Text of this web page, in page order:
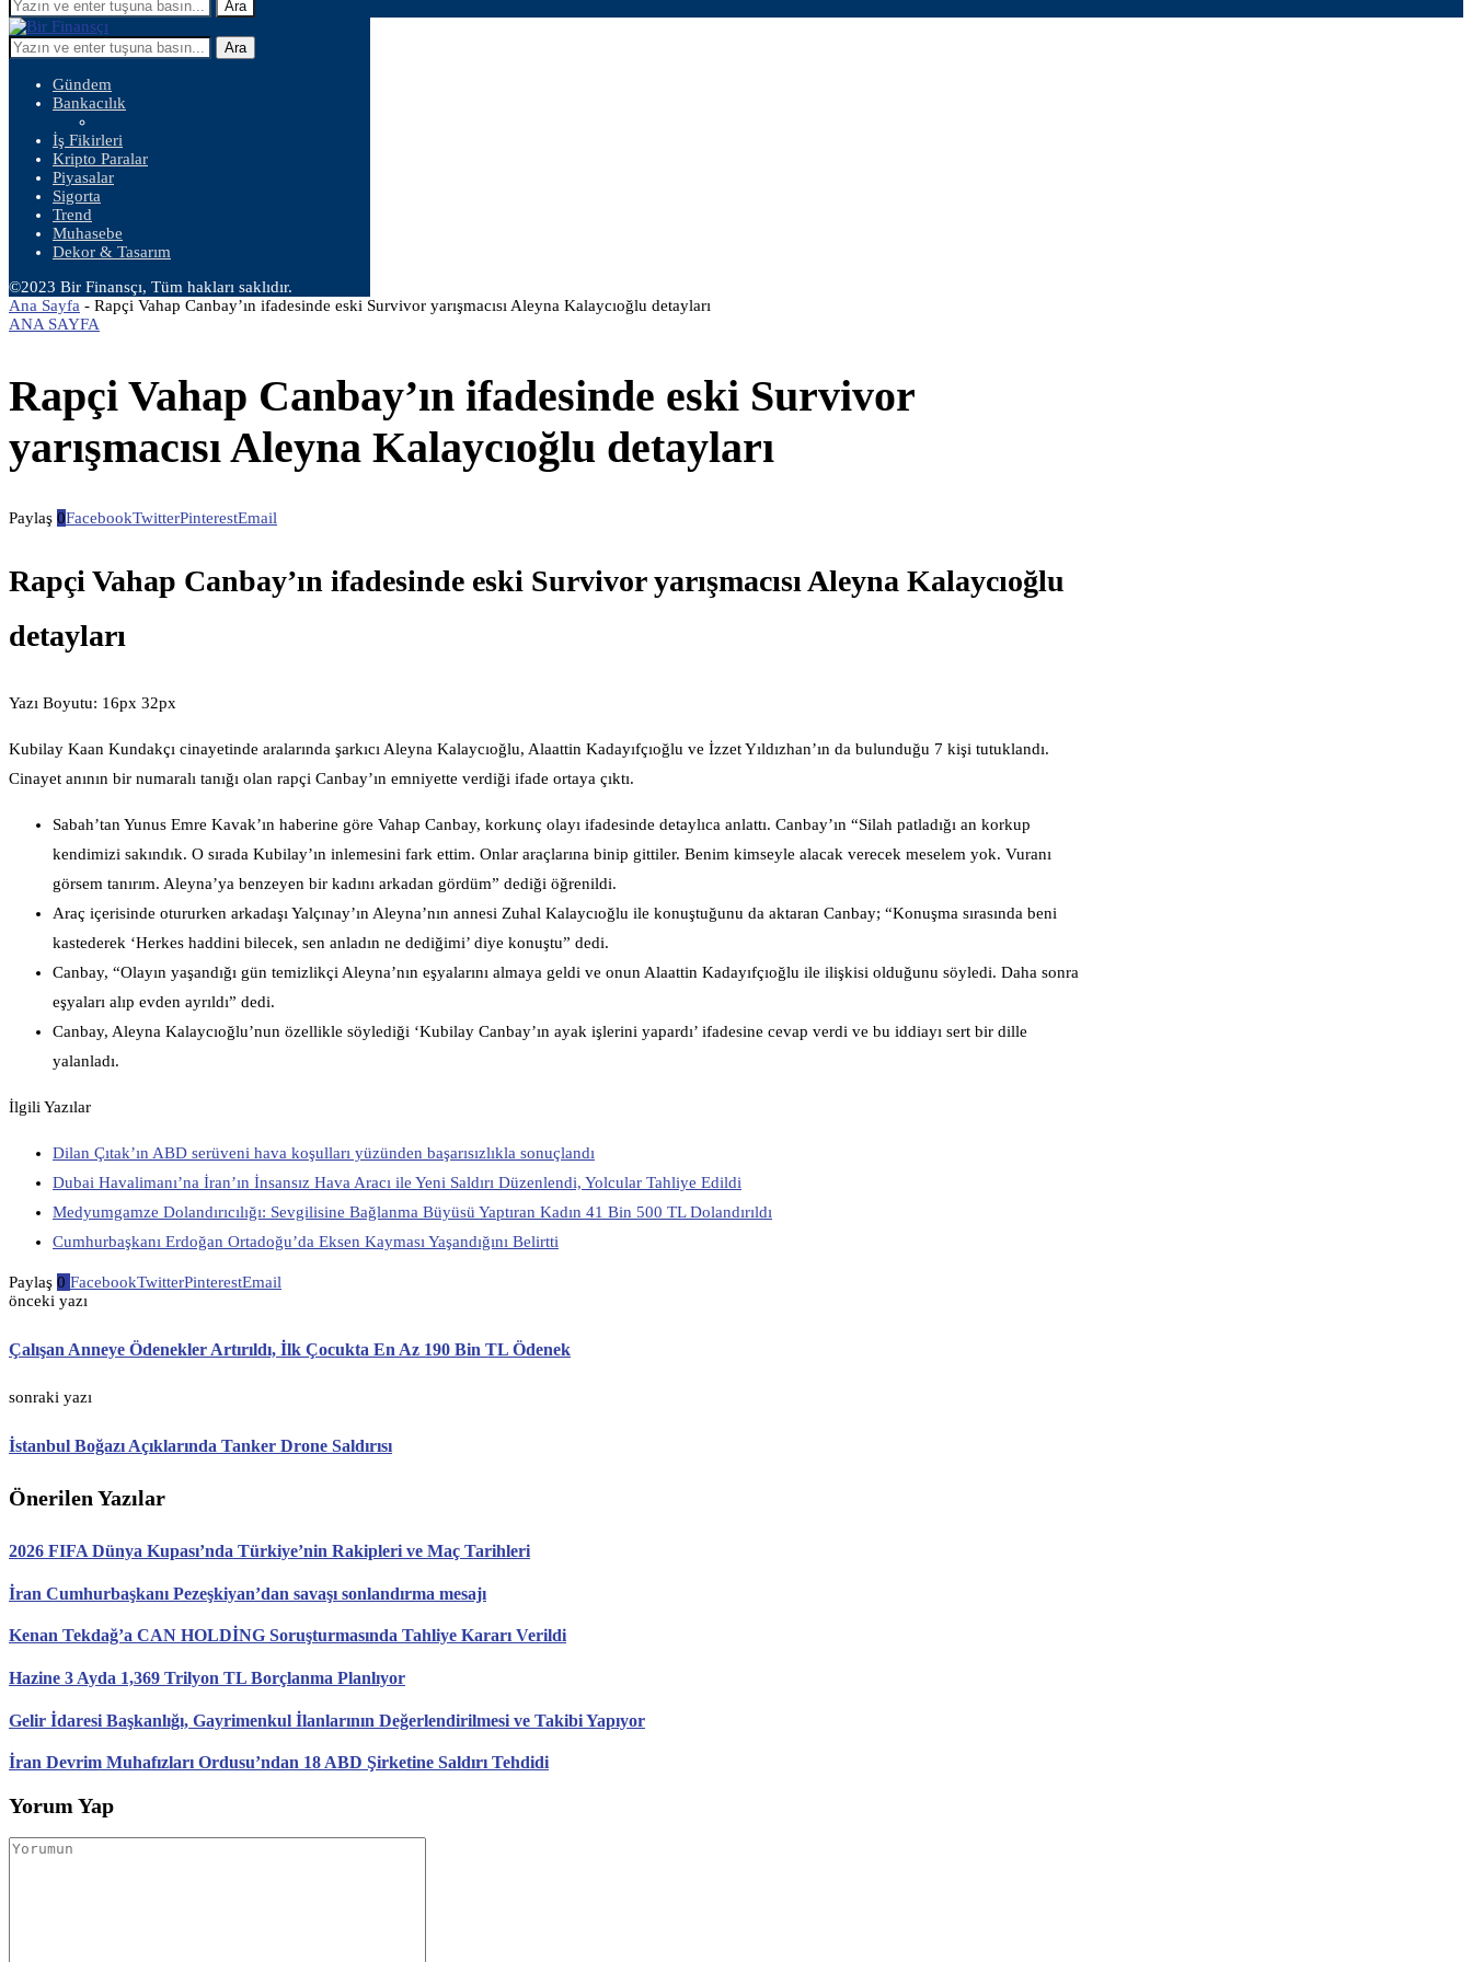
Ara
Ara
Gündem
Bankacılık
İş Fikirleri
Kripto Paralar
Piyasalar
Sigorta
Trend
Muhasebe
Dekor & Tasarım
©2023 Bir Finansçı, Tüm hakları saklıdır.
Ana Sayfa - Rapçi Vahap Canbay’ın ifadesinde eski Survivor yarışmacısı Aleyna Kalaycıoğlu detayları
ANA SAYFA
Rapçi Vahap Canbay’ın ifadesinde eski Survivor
yarışmacısı Aleyna Kalaycıoğlu detayları
Paylaş 0FacebookTwitterPinterestEmail
Rapçi Vahap Canbay’ın ifadesinde eski Survivor yarışmacısı Aleyna Kalaycıoğlu
detayları
Yazı Boyutu: 16px 32px
Kubilay Kaan Kundakçı cinayetinde aralarında şarkıcı Aleyna Kalaycıoğlu, Alaattin Kadayıfçıoğlu ve İzzet Yıldızhan’ın da bulunduğu 7 kişi tutuklandı.
Cinayet anının bir numaralı tanığı olan rapçi Canbay’ın emniyette verdiği ifade ortaya çıktı.
Sabah’tan Yunus Emre Kavak’ın haberine göre Vahap Canbay, korkunç olayı ifadesinde detaylıca anlattı. Canbay’ın “Silah patladığı an korkup
kendimizi sakındık. O sırada Kubilay’ın inlemesini fark ettim. Onlar araçlarına binip gittiler. Benim kimseyle alacak verecek meselem yok. Vuranı
görsem tanırım. Aleyna’ya benzeyen bir kadını arkadan gördüm” dediği öğrenildi.
Araç içerisinde otururken arkadaşı Yalçınay’ın Aleyna’nın annesi Zuhal Kalaycıoğlu ile konuştuğunu da aktaran Canbay; “Konuşma sırasında beni
kastederek ‘Herkes haddini bilecek, sen anladın ne dediğimi’ diye konuştu” dedi.
Canbay, “Olayın yaşandığı gün temizlikçi Aleyna’nın eşyalarını almaya geldi ve onun Alaattin Kadayıfçıoğlu ile ilişkisi olduğunu söyledi. Daha sonra
eşyaları alıp evden ayrıldı” dedi.
Canbay, Aleyna Kalaycıoğlu’nun özellikle söylediği ‘Kubilay Canbay’ın ayak işlerini yapardı’ ifadesine cevap verdi ve bu iddiayı sert bir dille
yalanladı.
İlgili Yazılar
Dilan Çıtak’ın ABD serüveni hava koşulları yüzünden başarısızlıkla sonuçlandı
Dubai Havalimanı’na İran’ın İnsansız Hava Aracı ile Yeni Saldırı Düzenlendi, Yolcular Tahliye Edildi
Medyumgamze Dolandırıcılığı: Sevgilisine Bağlanma Büyüsü Yaptıran Kadın 41 Bin 500 TL Dolandırıldı
Cumhurbaşkanı Erdoğan Ortadoğu’da Eksen Kayması Yaşandığını Belirtti
Paylaş 0 FacebookTwitterPinterestEmail
önceki yazı
Çalışan Anneye Ödenekler Artırıldı, İlk Çocukta En Az 190 Bin TL Ödenek
sonraki yazı
İstanbul Boğazı Açıklarında Tanker Drone Saldırısı
Önerilen Yazılar
2026 FIFA Dünya Kupası’nda Türkiye’nin Rakipleri ve Maç Tarihleri
İran Cumhurbaşkanı Pezeşkiyan’dan savaşı sonlandırma mesajı
Kenan Tekdağ’a CAN HOLDİNG Soruşturmasında Tahliye Kararı Verildi
Hazine 3 Ayda 1,369 Trilyon TL Borçlanma Planlıyor
Gelir İdaresi Başkanlığı, Gayrimenkul İlanlarının Değerlendirilmesi ve Takibi Yapıyor
İran Devrim Muhafızları Ordusu’ndan 18 ABD Şirketine Saldırı Tehdidi
Yorum Yap